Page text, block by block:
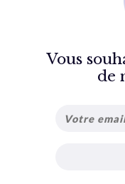
Vous
de